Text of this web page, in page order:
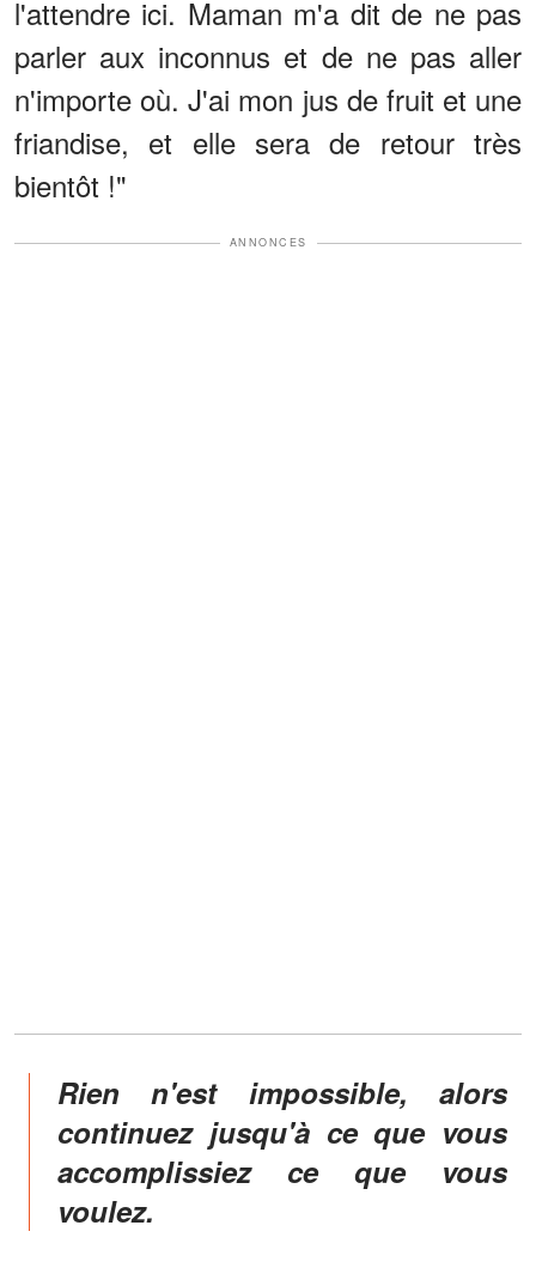
l'attendre ici. Maman m'a dit de ne pas
parler aux inconnus et de ne pas aller
n'importe où. J'ai mon jus de fruit et une
friandise, et elle sera de retour très
bientôt !"
ANNONCES
Rien n'est impossible, alors
continuez jusqu'à ce que vous
accomplissiez ce que vous
voulez.